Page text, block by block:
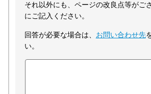
それ以外にも、ページの改良点等がご
にご記入ください。
回答が必要な場合は、 お問い合わせ先
い。